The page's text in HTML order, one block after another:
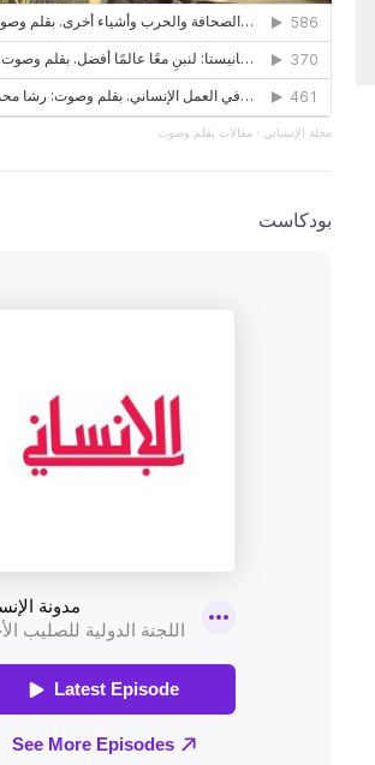
مجلة الإنساني · مقالات بقلم وصوت
بودكاست